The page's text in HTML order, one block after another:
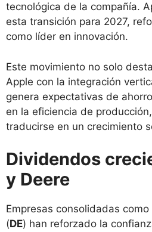
tecnológica de la compañía.
esta transición para 2027,
como líder en innovación.
Este movimiento no solo
Apple con la integración
genera expectativas de
en la eficiencia de
traducirse en un crecimiento
Dividendos
y Deere
Empresas consolidadas como
(DE) han reforzado la